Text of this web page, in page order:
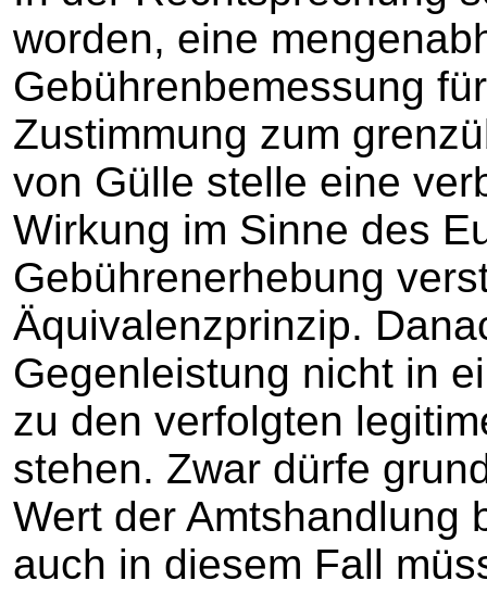
worden, eine
Gebührenbemessung
Zustimmung zum
von Gülle stelle eine
Wirkung im Sinne des
Gebührenerhebung
Äquivalenzprinzip.
Gegenleistung nicht in
zu den verfolgten
stehen. Zwar dürfe
Wert der Amtshandlung
auch in diesem Fall